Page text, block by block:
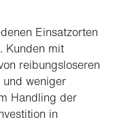
Einsatzorten
Kunden mit
reibungsloseren
weniger
Handling der
in